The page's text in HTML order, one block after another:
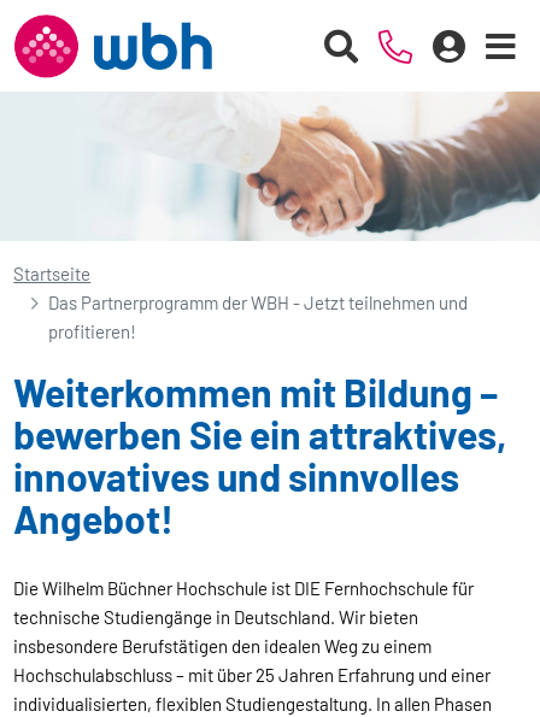
Startseite
Das Partnerprogramm der WBH - Jetzt teilnehmen und
profitieren!
Weiterkommen mit Bildung –
bewerben Sie ein attraktives,
innovatives und sinnvolles
Angebot!
Die Wilhelm Büchner Hochschule ist DIE Fernhochschule für
technische Studiengänge in Deutschland. Wir bieten
insbesondere Berufstätigen den idealen Weg zu einem
Hochschulabschluss – mit über 25 Jahren Erfahrung und einer
individualisierten, flexiblen Studiengestaltung. In allen Phasen